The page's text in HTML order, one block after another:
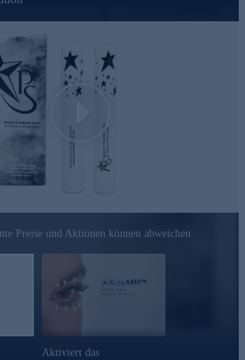
Preise und Aktionen können abweichen
Aktiviert das